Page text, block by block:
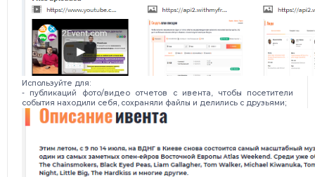
Используйте для:
- публикаций фото/видео отчетов с ивента, чтобы посетители
события находили себя, сохраняли файлы и делились с друзьями;